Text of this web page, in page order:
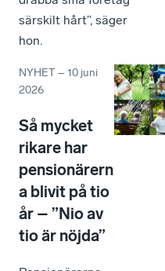
särskilt hårt”, säger
hon.
NYHET –10 juni
2026
Så mycket
rikare har
pensionärern
a blivit på tio
år – ”Nio av
tio är nöjda”